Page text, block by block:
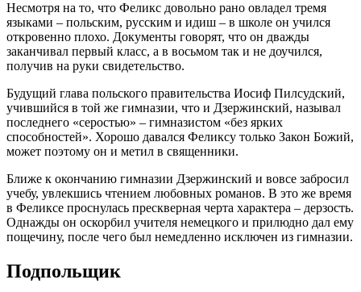
Несмотря на то, что Феликс довольно рано овладел тремя
языками – польским, русским и идиш – в школе он учился
откровенно плохо. Документы говорят, что он дважды
заканчивал первый класс, а в восьмом так и не доучился,
получив на руки свидетельство.
Будущий глава польского правительства Иосиф Пилсудский,
учившийся в той же гимназии, что и Дзержинский, называл
последнего «серостью» – гимназистом «без ярких
способностей». Хорошо давался Феликсу только Закон Божий,
может поэтому он и метил в священники.
Ближе к окончанию гимназии Дзержинский и вовсе забросил
учебу, увлекшись чтением любовных романов. В это же время
в Феликсе проснулась прескверная черта характера – дерзость.
Однажды он оскорбил учителя немецкого и прилюдно дал ему
пощечину, после чего был немедленно исключен из гимназии.
Подпольщик